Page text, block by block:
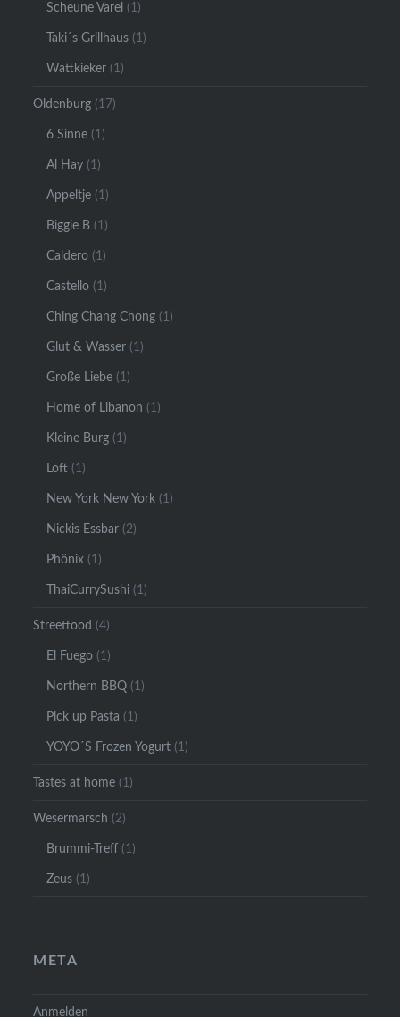
Scheune Varel (1)
Taki´s Grillhaus (1)
Wattkieker (1)
Oldenburg (17)
6 Sinne (1)
Al Hay (1)
Appeltje (1)
Biggie B (1)
Caldero (1)
Castello (1)
Ching Chang Chong (1)
Glut & Wasser (1)
Große Liebe (1)
Home of Libanon (1)
Kleine Burg (1)
Loft (1)
New York New York (1)
Nickis Essbar (2)
Phönix (1)
ThaiCurrySushi (1)
Streetfood (4)
El Fuego (1)
Northern BBQ (1)
Pick up Pasta (1)
YOYO´S Frozen Yogurt (1)
Tastes at home (1)
Wesermarsch (2)
Brummi-Treff (1)
Zeus (1)
META
Anmelden